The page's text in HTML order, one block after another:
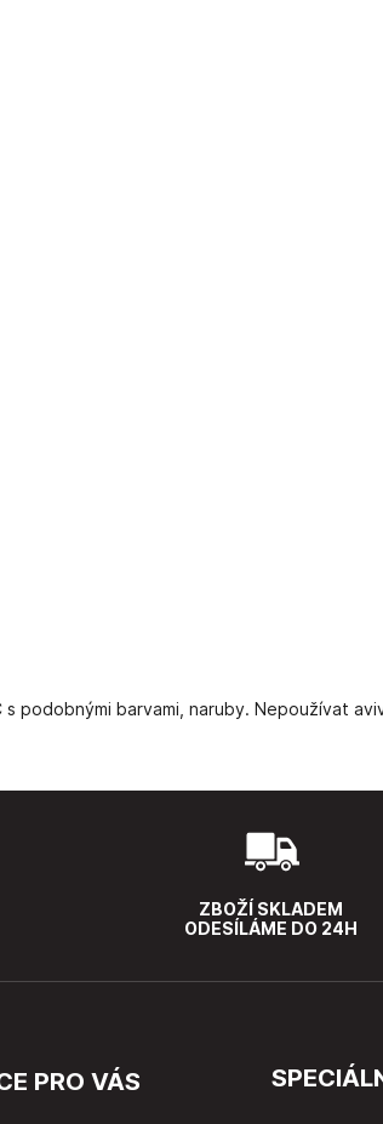
s podobnými barvami, naruby. Nepoužívat
ZBOŽÍ SKLADEM
ODESÍLÁME DO 24H
PRO VÁS